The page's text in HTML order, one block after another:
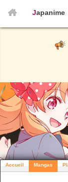
Japanime
Accueil Mangas